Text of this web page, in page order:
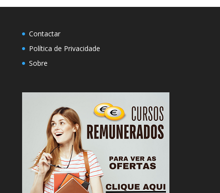
Contactar
Política de Privacidade
Sobre